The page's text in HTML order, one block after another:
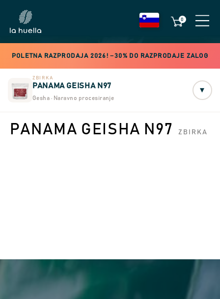
0
POLETNA RAZPRODAJA 2026! −30% DO RAZPRODAJE ZALOG
ZBIRKA
PANAMA GEISHA N97
Gesha · Naravno procesiranje
▾
PANAMA GEISHA N97 ZBIRKA